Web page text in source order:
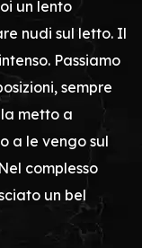
un lento
nudi sul letto. Il
Passiamo
sempre
metto a
a le vengo sul
complesso
un bel